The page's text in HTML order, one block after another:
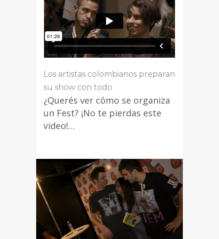
Los artistas colombianos preparan
su show con todo
¿Querés ver cómo se organiza
un Fest? ¡No te pierdas este
video!…